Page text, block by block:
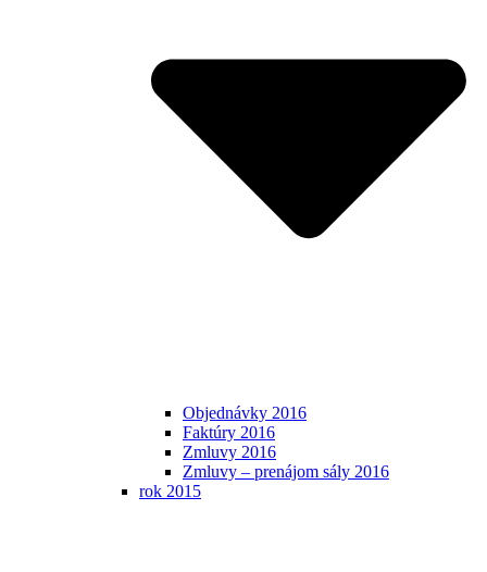
Objednávky 2016
Faktúry 2016
Zmluvy 2016
Zmluvy – prenájom sály 2016
rok 2015